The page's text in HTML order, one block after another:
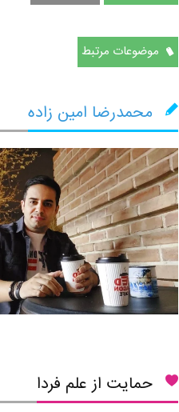
موضوعات مرتبط
محمدرضا امین زاده
حمایت از علم فردا